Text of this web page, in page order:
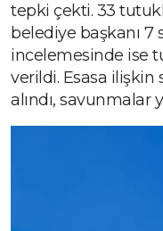
tepki çekti. 33
belediye başkanı 7
incelemesinde ise
verildi. Esasa ilişkin
alındı, savunmalar